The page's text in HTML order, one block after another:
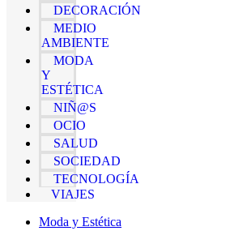
DECORACIÓN
MEDIO
AMBIENTE
MODA
Y
ESTÉTICA
NIÑ@S
OCIO
SALUD
SOCIEDAD
TECNOLOGÍA
VIAJES
Moda y Estética